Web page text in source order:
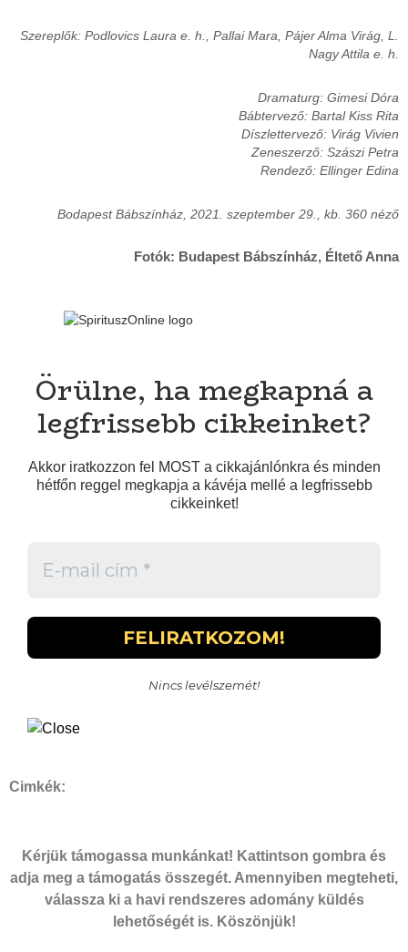
Szereplők: Podlovics Laura e. h., Pallai Mara, Pájer Alma Virág, L.
Nagy Attila e. h.
Dramaturg: Gimesi Dóra
Bábtervező: Bartal Kiss Rita
Díszlettervező: Virág Vivien
Zeneszerző: Szászi Petra
Rendező: Ellinger Edina
Bodapest Bábszínház, 2021. szeptember 29., kb. 360 néző
Fotók: Budapest Bábszínház, Éltető Anna
Örülne, ha megkapná a
legfrissebb cikkeinket?
Akkor iratkozzon fel MOST a cikkajánlónkra és minden
hétfőn reggel megkapja a kávéja mellé a legfrissebb
cikkeinket!
Nincs levélszemét!
Cimkék:
Kérjük támogassa munkánkat! Kattintson gombra és
adja meg a támogatás összegét. Amennyiben megteheti,
válassza ki a havi rendszeres adomány küldés
lehetőségét is. Köszönjük!